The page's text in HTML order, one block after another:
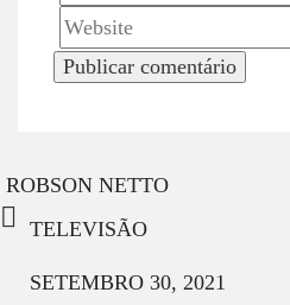
ROBSON NETTO
TELEVISÃO
SETEMBRO 30, 2021